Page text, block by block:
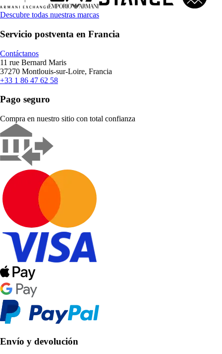
Descubre todas nuestras marcas
Servicio postventa en Francia
Contáctanos
11 rue Bernard Maris
37270 Montlouis-sur-Loire, Francia
+33 1 86 47 62 58
Pago seguro
Compra en nuestro sitio con total confianza
Envío y devolución